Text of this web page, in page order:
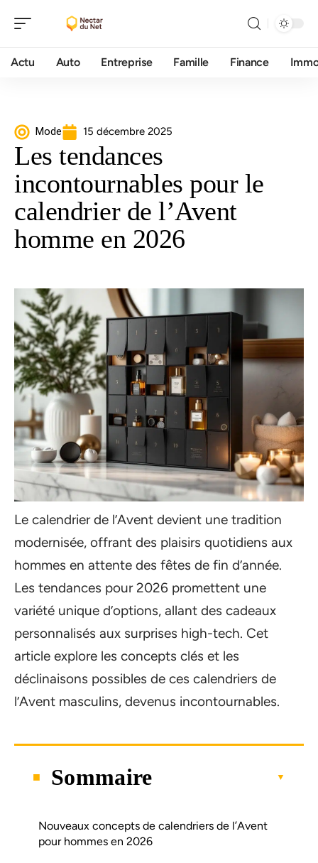
Actu Auto Entreprise Famille Finance
Mode 15 décembre 2025
Les tendances
incontournables pour le
calendrier de l’Avent
homme en 2026
Le calendrier de l’Avent devient une tradition
modernisée, offrant des plaisirs quotidiens aux
hommes en attente des fêtes de fin d’année.
Les tendances pour 2026 promettent une
variété unique d’options, allant des cadeaux
personnalisés aux surprises high-tech. Cet
article explore les concepts clés et les
déclinaisons possibles de ces calendriers de
l’Avent masculins, devenus incontournables.
Sommaire
Nouveaux concepts de calendriers de l’Avent
pour hommes en 2026